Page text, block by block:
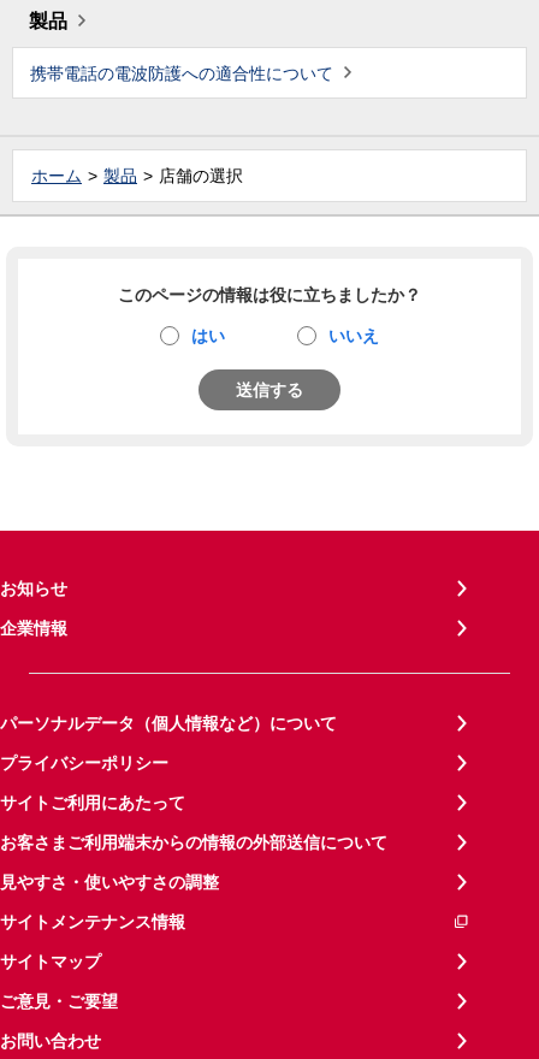
製品
携帯電話の電波防護への適合性について
ホーム 製品 店舗の選択
このページの情報は役に立ちましたか？
はい いいえ
送信する
お知らせ
企業情報
パーソナルデータ（個人情報など）について
プライバシーポリシー
サイトご利用にあたって
お客さまご利用端末からの情報の外部送信について
見やすさ・使いやすさの調整
サイトメンテナンス情報
サイトマップ
ご意見・ご要望
お問い合わせ